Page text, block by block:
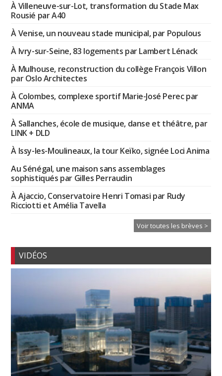
À Villeneuve-sur-Lot, transformation du Stade Max
Rousié par A40
À Venise, un nouveau stade municipal, par Populous
À Ivry-sur-Seine, 83 logements par Lambert Lénack
À Mulhouse, reconstruction du collège François Villon
par Oslo Architectes
À Colombes, complexe sportif Marie-José Perec par
ANMA
À Sallanches, école de musique, danse et théâtre, par
LINK + DLD
À Issy-les-Moulineaux, la tour Keïko, signée Loci Anima
Au Sénégal, une maison sans assemblages
sophistiqués par Gilles Perraudin
À Ajaccio, Conservatoire Henri Tomasi par Rudy
Ricciotti et Amélia Tavella
Voir toutes les brèves >
VIDÉOS